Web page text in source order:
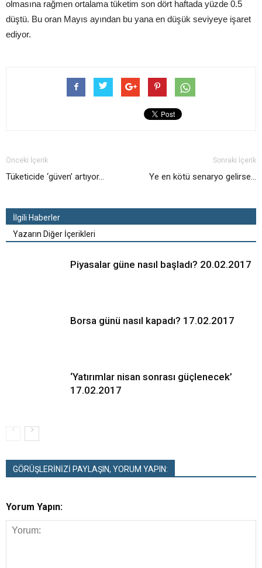
olmasına rağmen ortalama tüketim son dört haftada yüzde 0.5
düştü. Bu oran Mayıs ayından bu yana en düşük seviyeye işaret
ediyor.
Önceki İçerik
Tüketicide ‘güven’ artıyor…
Sonraki İçerik
Ye en kötü senaryo gelirse…
İlgili Haberler
Yazarın Diğer İçerikleri
Piyasalar güne nasıl başladı? 20.02.2017
Borsa günü nasıl kapadı? 17.02.2017
‘Yatırımlar nisan sonrası güçlenecek’
17.02.2017
GÖRÜŞLERİNİZİ PAYLAŞIN, YORUM YAPIN:
Yorum Yapın: